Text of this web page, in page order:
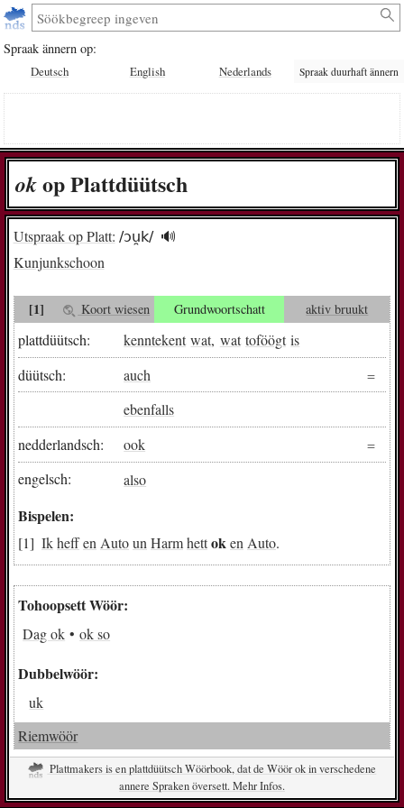
Spraak ännern op:
Deutsch English Nederlands Spraak duurhaft ännern
okop Plattdüütsch
Utspraak op Platt: /ɔu̯k/ 🔊︎
Kunjunkschoon
[1] Koort wiesen Grundwoortschatt aktiv bruukt
plattdüütsch: kenntekent wat, wat toföögt is
düütsch:
auch
ebenfalls
nedderlandsch:
ook
engelsch:
also
Bispelen:
Ikheffen Autoun Harmhettoken Auto.
Tohoopsett Wöör:
Dag ok ok so
Dubbelwöör:
uk
Riemwöör
Plattmakers is en plattdüütsch Wöörbook, dat de Wöör ok in verschedene
annere Spraken översett. Mehr Infos.